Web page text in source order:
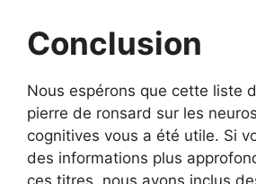
Conclusion
Nous espérons que cette liste
pierre de ronsard sur les
cognitives vous a été utile. Si
des informations plus
ces titres, nous avons inclus